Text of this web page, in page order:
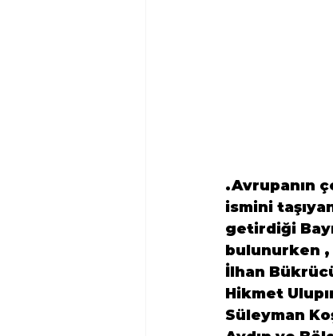
.Avrupanın
ismini
getirdiği
bulunurken ,
İlhan
Hikmet
Süleyman